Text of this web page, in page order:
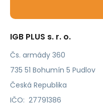
IGB PLUS s. r. o.
Čs. armády 360
735 51 Bohumín 5 Pudlov
Česká Republika
IČO: 27791386